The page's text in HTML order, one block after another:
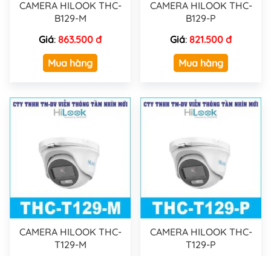
CAMERA HILOOK THC-
B129-M
Giá: 863.500 đ
Mua hàng
CAMERA HILOOK THC-
B129-P
Giá: 821.500 đ
Mua hàng
CAMERA HILOOK THC-
T129-M
CAMERA HILOOK THC-
T129-P